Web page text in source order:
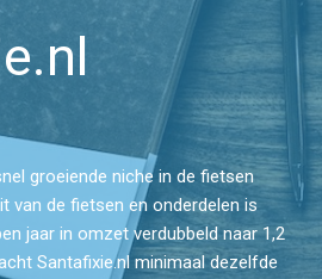
groeiende niche in de fietsen
van de fietsen en onderdelen is
jaar in omzet verdubbeld naar 1,2
Santafixie.nl minimaal dezelfde